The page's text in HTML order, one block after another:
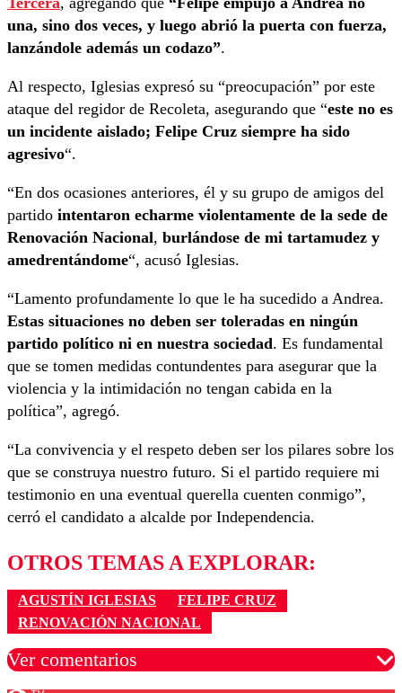
una, sino dos veces, y luego abrió la puerta con fuerza,
lanzándole además un codazo”.
Al respecto, Iglesias expresó su “preocupación” por este
ataque del regidor de Recoleta, asegurando que “este no es
un incidente aislado; Felipe Cruz siempre ha sido
agresivo“.
“En dos ocasiones anteriores, él y su grupo de amigos del
partido intentaron echarme violentamente de la sede de
Renovación Nacional, burlándose de mi tartamudez y
amedrentándome“, acusó Iglesias.
“Lamento profundamente lo que le ha sucedido a Andrea.
Estas situaciones no deben ser toleradas en ningún
partido político ni en nuestra sociedad. Es fundamental
que se tomen medidas contundentes para asegurar que la
violencia y la intimidación no tengan cabida en la
política”, agregó.
“La convivencia y el respeto deben ser los pilares sobre los
que se construya nuestro futuro. Si el partido requiere mi
testimonio en una eventual querella cuenten conmigo”,
cerró el candidato a alcalde por Independencia.
OTROS TEMAS A EXPLORAR:
AGUSTÍN IGLESIAS
FELIPE CRUZ
RENOVACIÓN NACIONAL
Ver comentarios